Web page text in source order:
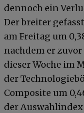
dennoch ein
Der breiter
am Freitag um
nachdem er
dieser Woche im
der
Composite um
der Auswahlindex